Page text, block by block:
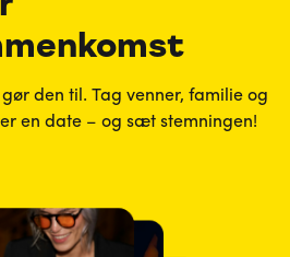
den til. Tag venner, familie og
en date – og sæt stemningen!